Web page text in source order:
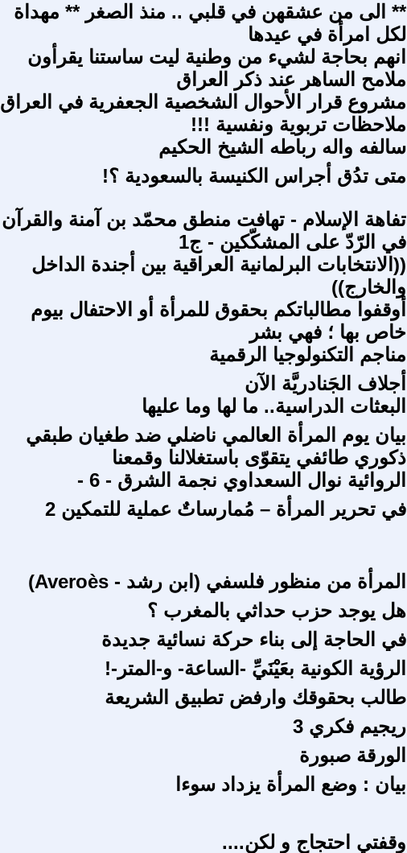
** الى من عشقهن في قلبي .. منذ الصغر ** مهداة
لكل امرأة في عيدها
انهم بحاجة لشيء من وطنية ليت ساستنا يقرأون
ملامح الساهر عند ذكر العراق
مشروع قرار الأحوال الشخصية الجعفرية في العراق
ملاحظات تربوية ونفسية !!!
سالفه واله رباطه الشيخ الحكيم
متى تدُق أجراس الكنيسة بالسعودية ؟!
تفاهة الإسلام - تهافت منطق محمّد بن آمنة والقرآن
في الرّدّ على المشكّكين - ج1
((الانتخابات البرلمانية العراقية بين أجندة الداخل
والخارج))
أوقفوا مطالباتكم بحقوق للمرأة أو الاحتفال بيوم
خاص بها ؛ فهي بشر
مناجم التكنولوجيا الرقمية
أجلاف الجَنادريَّة الآن
البعثات الدراسية.. ما لها وما عليها
بيان يوم المرأة العالمي ناضلي ضد طغيان طبقي
ذكوري طائفي يتقوّى باستغلالنا وقمعنا
الروائية نوال السعداوي نجمة الشرق - 6 -
في تحرير المرأة – مُمارساتٌ عملية للتمكين 2
المرأة من منظور فلسفي (ابن رشد - Averoès)
هل يوجد حزب حداثي بالمغرب ؟
في الحاجة إلى بناء حركة نسائية جديدة
الرؤية الكونية بعَيْنَيِّ -الساعة- و-المتر-!
طالب بحقوقك وارفض تطبيق الشريعة
ريجيم فكري 3
الورقة صبورة
بيان : وضع المرأة يزداد سوءا
وقفتي احتجاج و لكن....